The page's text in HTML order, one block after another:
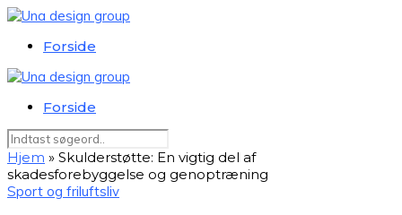
Forside
Forside
Hjem » Skulderstøtte: En vigtig del af
skadesforebyggelse og genoptræning
Sport og friluftsliv